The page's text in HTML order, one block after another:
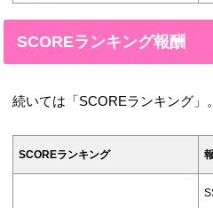
SCOREランキング報酬
続いては「SCOREランキング」
SCOREランキング